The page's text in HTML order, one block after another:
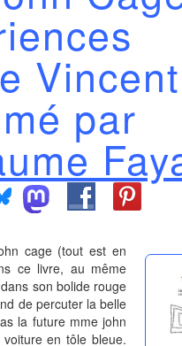
Vincent
par
cage (tout est en
ce livre, au même
son bolide rouge
de percuter la belle
la future mme john
en tôle bleue.